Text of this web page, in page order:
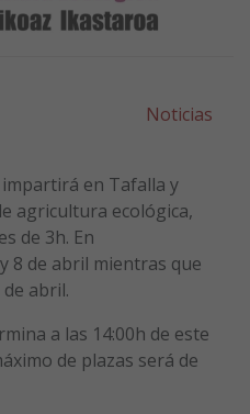
Noticias
en Tafalla y
agricultura ecológica,
de 3h. En
8 de abril mientras que
abril.
a las 14:00h de este
de plazas será de